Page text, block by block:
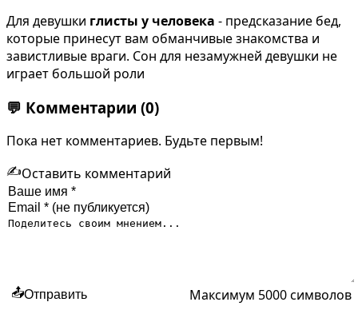
Для девушки глисты у человека - предсказание бед,
которые принесут вам обманчивые знакомства и
завистливые враги. Сон для незамужней девушки не
играет большой роли
💬 Комментарии (0)
Пока нет комментариев. Будьте первым!
✍️Оставить комментарий
📤Отправить Максимум 5000 символов